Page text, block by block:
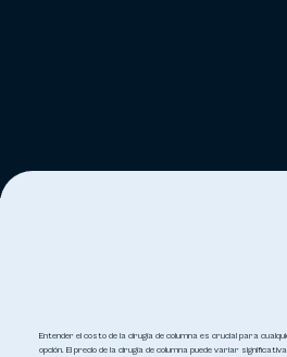
Entender el costo de la cirugía de columna es crucial para
opción. El precio de la cirugía de columna puede variar